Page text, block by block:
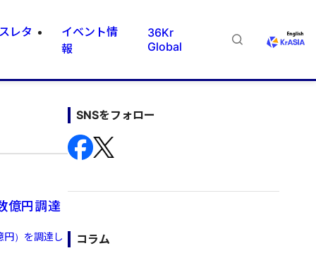
レタ
イベント情
報
36Kr
Global
億円調達
）を調達し
SNSをフォロー
コラム